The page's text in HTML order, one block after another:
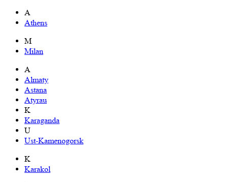
A
Athens
M
Milan
A
Almaty
Astana
Atyrau
K
Karaganda
U
Ust-Kamenogorsk
K
Karakol